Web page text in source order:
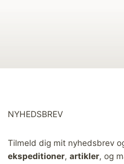
NYHEDSBREV
Tilmeld dig mit nyhedsbrev
ekspeditioner, artikler, og